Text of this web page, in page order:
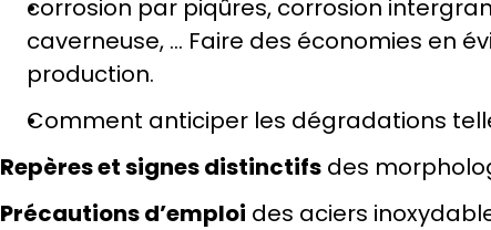
corrosion par piqûres, corrosion
caverneuse, ... Faire des économies en
production.
Comment anticiper les dégradations
Repères et signes distinctifs des
Précautions d’emploi des aciers